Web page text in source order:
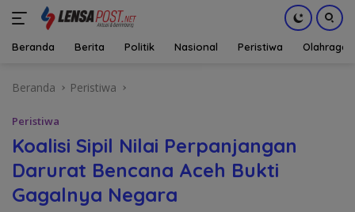
Beranda Berita Politik Nasional Peristiwa Olahraga
Beranda Peristiwa
Peristiwa
Koalisi Sipil Nilai Perpanjangan
Darurat Bencana Aceh Bukti
Gagalnya Negara